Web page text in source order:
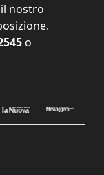
nostro
o